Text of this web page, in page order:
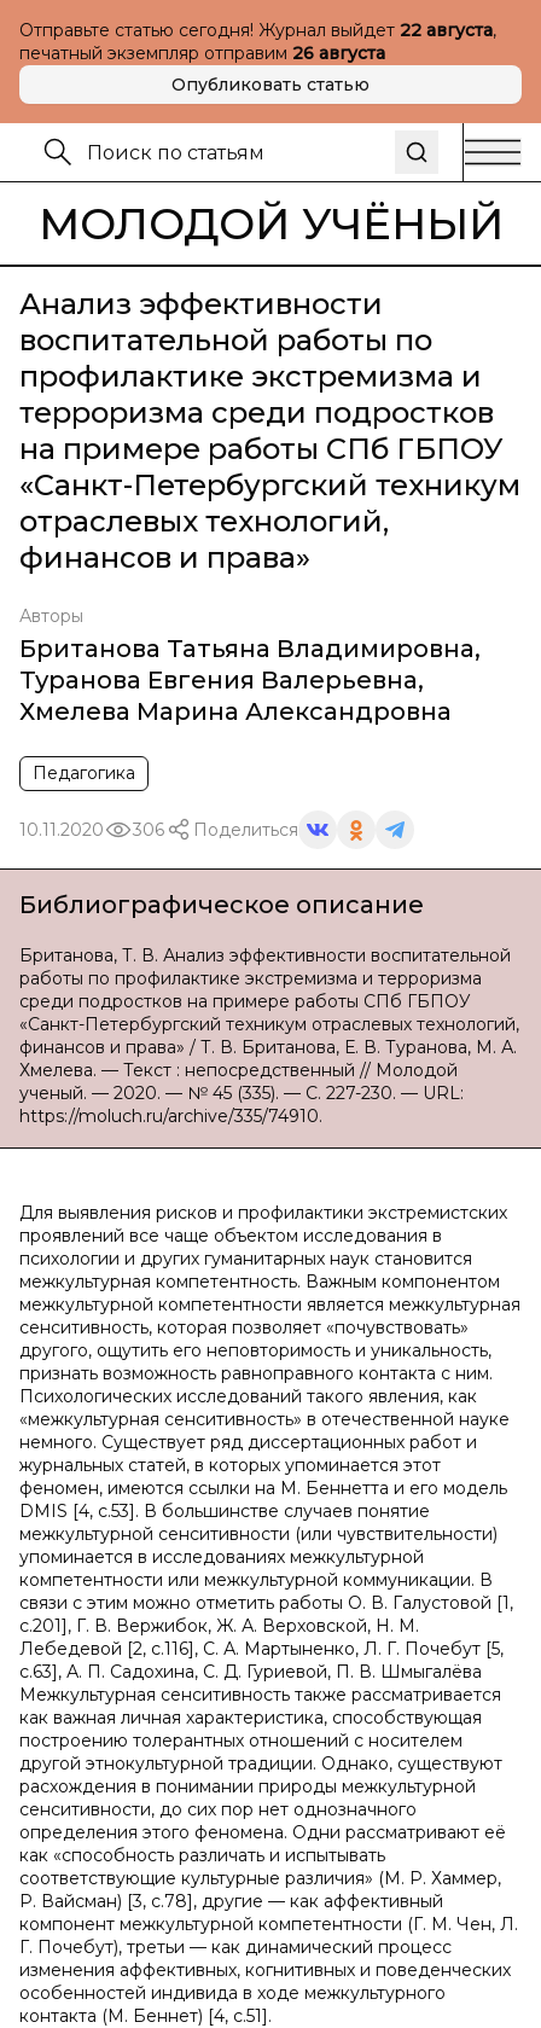
Отправьте статью сегодня! Журнал выйдет 22 августа,
печатный экземпляр отправим 26 августа
Опубликовать статью
МОЛОДОЙ УЧЁНЫЙ
Анализ эффективности
воспитательной работы по
профилактике экстремизма и
терроризма среди подростков
на примере работы СПб ГБПОУ
«Санкт-Петербургский техникум
отраслевых технологий,
финансов и права»
Авторы
Британова Татьяна Владимировна,
Туранова Евгения Валерьевна,
Хмелева Марина Александровна
Педагогика
10.11.2020 306 Поделиться
Библиографическое описание
Британова, Т. В. Анализ эффективности воспитательной
работы по профилактике экстремизма и терроризма
среди подростков на примере работы СПб ГБПОУ
«Санкт-Петербургский техникум отраслевых технологий,
финансов и права» / Т. В. Британова, Е. В. Туранова, М. А.
Хмелева. — Текст : непосредственный // Молодой
ученый. — 2020. — № 45 (335). — С. 227-230. — URL:
https://moluch.ru/archive/335/74910.
Для выявления рисков и профилактики экстремистских
проявлений все чаще объектом исследования в
психологии и других гуманитарных наук становится
межкультурная компетентность. Важным компонентом
межкультурной компетентности является межкультурная
сенситивность, которая позволяет «почувствовать»
другого, ощутить его неповторимость и уникальность,
признать возможность равноправного контакта с ним.
Психологических исследований такого явления, как
«межкультурная сенситивность» в отечественной науке
немного. Существует ряд диссертационных работ и
журнальных статей, в которых упоминается этот
феномен, имеются ссылки на М. Беннетта и его модель
DMIS [4, с.53]. В большинстве случаев понятие
межкультурной сенситивности (или чувствительности)
упоминается в исследованиях межкультурной
компетентности или межкультурной коммуникации. В
связи с этим можно отметить работы О. В. Галустовой [1,
с.201], Г. В. Вержибок, Ж. А. Верховской, Н. М.
Лебедевой [2, с.116], С. А. Мартыненко, Л. Г. Почебут [5,
с.63], А. П. Садохина, С. Д. Гуриевой, П. В. Шмыгалёва
Межкультурная сенситивность также рассматривается
как важная личная характеристика, способствующая
построению толерантных отношений с носителем
другой этнокультурной традиции. Однако, существуют
расхождения в понимании природы межкультурной
сенситивности, до сих пор нет однозначного
определения этого феномена. Одни рассматривают её
как «способность различать и испытывать
соответствующие культурные различия» (М. Р. Хаммер,
Р. Вайсман) [3, с.78], другие — как аффективный
компонент межкультурной компетентности (Г. М. Чен, Л.
Г. Почебут), третьи — как динамический процесс
изменения аффективных, когнитивных и поведенческих
особенностей индивида в ходе межкультурного
контакта (М. Беннет) [4, с.51].